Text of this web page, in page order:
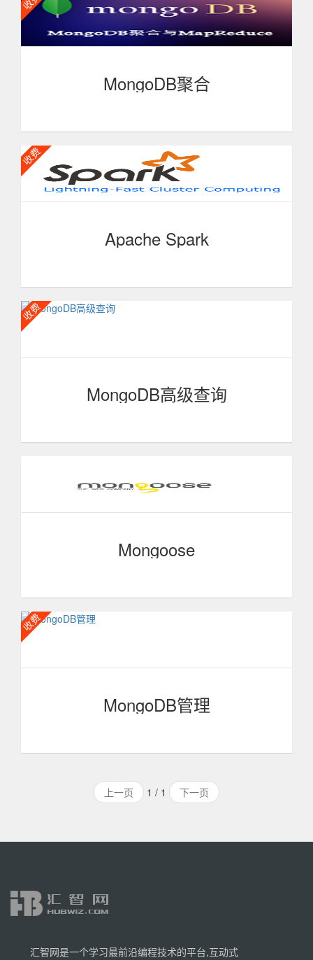
关系数据库之间的产品，是NoSQL当中功能最丰富，最像
关系数据库的。MongoDB 是一个基于分布式文件存储的数
据库，和传统的 Oracle SQLServer MYSQL有很大差异。
由 C++ 语言编写，旨在为 WEB 应用提供可扩展的高性能
MongoDB聚合
MongoDB 聚合 (aggregate) 是 MongoDB 教程中专门
针对 MongoDB中的聚合问题编写的一门课程。内容包括聚
合框架、聚合查询、聚合函数、聚合管道以及其他的一些
MongoDB 的聚合命令，并专门提供并讲解了 MapReduce
在实战中的两个应用示例 。
Apache Spark
Apache Spark 是一个用于大规模数据处理的计算引擎
MongoDB高级查询
富，最像关系数据库的，最大特点是支持强大的查询语言，
语法类似于面向对象的查询语言，几乎可以实现关系数据库
单表查询的绝大部分功能，还支持对数据建立索引。
Mongoose
Mongoose是基于node-mongodb-native开发的
MongoDB nodejs驱动，可以在异步的环境下执行。同时它
也是一个为nodejs而生的一个对象模型库,并且封装了
MongoDB管理
存储的数据库。旨在为 WEB 应用提供可扩展的高性能数据
存储解决方案。 MongoDB 是一个介于关系数据库和非关系
上一页 1 / 1 下一页
汇智网是一个学习最前沿编程技术的平台,互动式